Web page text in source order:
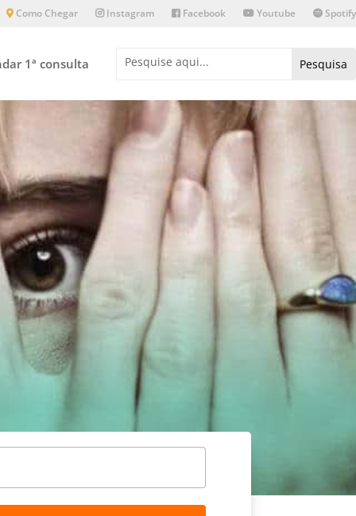
Como Chegar Instagram Facebook Youtube Spotify
1ª consulta